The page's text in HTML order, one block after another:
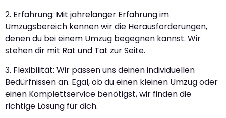
2. Erfahrung: Mit jahrelanger Erfahrung im
Umzugsbereich kennen wir die Herausforderungen,
denen du bei einem Umzug begegnen kannst. Wir
stehen dir mit Rat und Tat zur Seite.
3. Flexibilität: Wir passen uns deinen individuellen
Bedürfnissen an. Egal, ob du einen kleinen Umzug oder
einen Komplettservice benötigst, wir finden die
richtige Lösung für dich.